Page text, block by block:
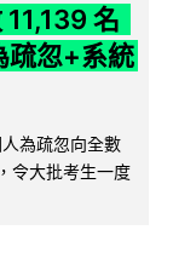
名
疏忽+系統
為疏忽向全數
令大批考生一度